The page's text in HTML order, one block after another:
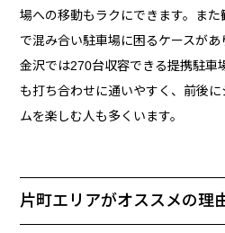
場への移動もラクにできます。ま
で混み合い駐車場に困るケースが
金沢では270台収容できる提携駐車
も打ち合わせに通いやすく、前後
ムを楽しむ人も多くいます。
片町エリアがオススメの理